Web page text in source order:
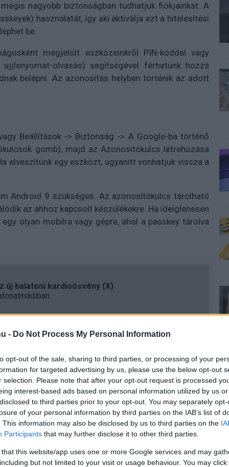
- Do Not Process My Personal Information
opt-out of the sale, sharing to third parties, or processing of your
for targeted advertising by us, please use the below opt-out
selection. Please note that after your opt-out request is processed
interest-based ads based on personal information utilized by us
to third parties prior to your opt-out. You may separately
of your personal information by third parties on the IAB’s list of
This information may also be disclosed by us to third parties on the
Participants that may further disclose it to other third parties.
that this website/app uses one or more Google services and may
but not limited to your visit or usage behaviour. You may
nagyobb biztonságban tudhatjuk fiókjainkat. A
használatát, így aki aktiválja ezt a hitelesítési
be.
megjelölt eszközeinkről PIN-kóddal vagy
olvasás) segítségével férhetünk hozzá
belépni. Az azonosítás helyben történik az adott
Beállítások -> Biztonság -> A Google-ba történő
gomb), majd az Azonosítókulcs létrehozása
elveszítünk egy eszközt, ugyanitt vonhatjuk vissza a
Android 9 szükséges. Az azonosítókulcs tárolható
az ahhoz kapcsolt készülékekre. Ha ideiglenesen
olyan mobilra vagy gépre, ahol a passkey tárolva
új balatoni kardioösvény (X)
Tetszik